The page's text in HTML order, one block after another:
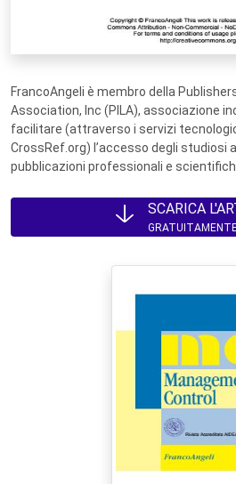
FrancoAngeli è membro della
Association, Inc (PILA), associazione
facilitare (attraverso i servizi
CrossRef.org) l’accesso degli studiosi
pubblicazioni professionali e
SCARICA